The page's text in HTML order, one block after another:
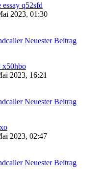
q52sfd
2023, 01:30
Neuester Beitrag
x50hbo
2023, 16:21
Neuester Beitrag
2023, 02:47
Neuester Beitrag